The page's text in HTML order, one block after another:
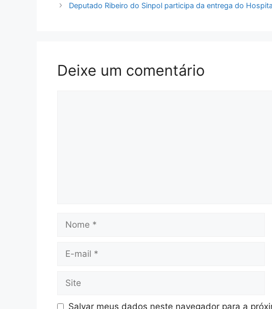
Deputado Ribeiro do Sinpol participa da entrega do
Deixe um comentário
mail
Salvar meus dados neste navegador para a